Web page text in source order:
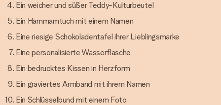
Ein weicher und süßer Teddy-Kulturbeutel
Ein Hammamtuch mit einem Namen
Eine riesige Schokoladentafel ihrer Lieblingsmarke
Eine personalisierte Wasserflasche
Ein bedrucktes Kissen in Herzform
Ein graviertes Armband mit ihrem Namen
Ein Schlüsselbund mit einem Foto